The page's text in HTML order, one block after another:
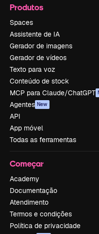
Produtos
Spaces
Assistente de IA
Gerador de imagens
Gerador de vídeos
Texto para voz
Conteúdo de stock
MCP para Claude/ChatGPT
Agentes New
API
App móvel
Todas as ferramentas
Começar
Academy
Documentação
Atendimento
Termos e condições
Política de privacidade